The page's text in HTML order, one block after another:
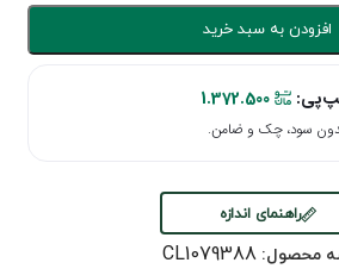
افزودن به سبد خرید
1.372.500
راهنمای اندازه
محصول:CL1079388